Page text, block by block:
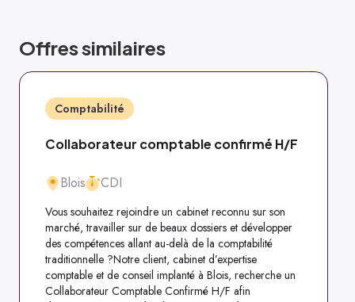
Offres similaires
Comptabilité
Collaborateur comptable confirmé H/F
Blois CDI
Vous souhaitez rejoindre un cabinet reconnu sur son
marché, travailler sur de beaux dossiers et développer
des compétences allant au-delà de la comptabilité
traditionnelle ?Notre client, cabinet d’expertise
comptable et de conseil implanté à Blois, recherche un
Collaborateur Comptable Confirmé H/F afin